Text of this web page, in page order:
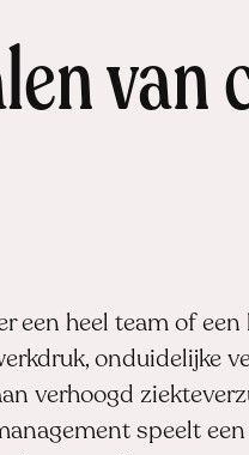
van
een heel team of
onduidelijke
verhoogd
speelt